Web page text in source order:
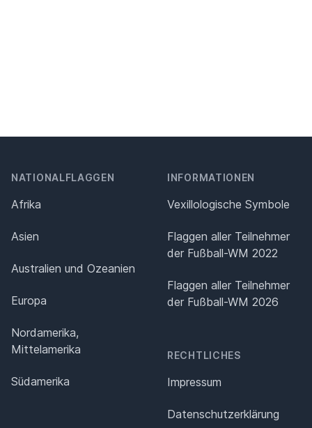
NATIONALFLAGGEN
Afrika
Asien
Australien und Ozeanien
Europa
Nordamerika,
Mittelamerika
Südamerika
INFORMATIONEN
Vexillologische Symbole
Flaggen aller Teilnehmer
der Fußball-WM 2022
Flaggen aller Teilnehmer
der Fußball-WM 2026
RECHTLICHES
Impressum
Datenschutz­erklärung